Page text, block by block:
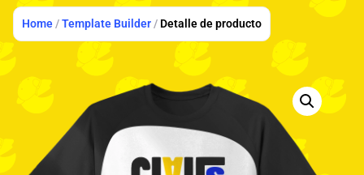
Home/Template Builder/ Detalle de producto